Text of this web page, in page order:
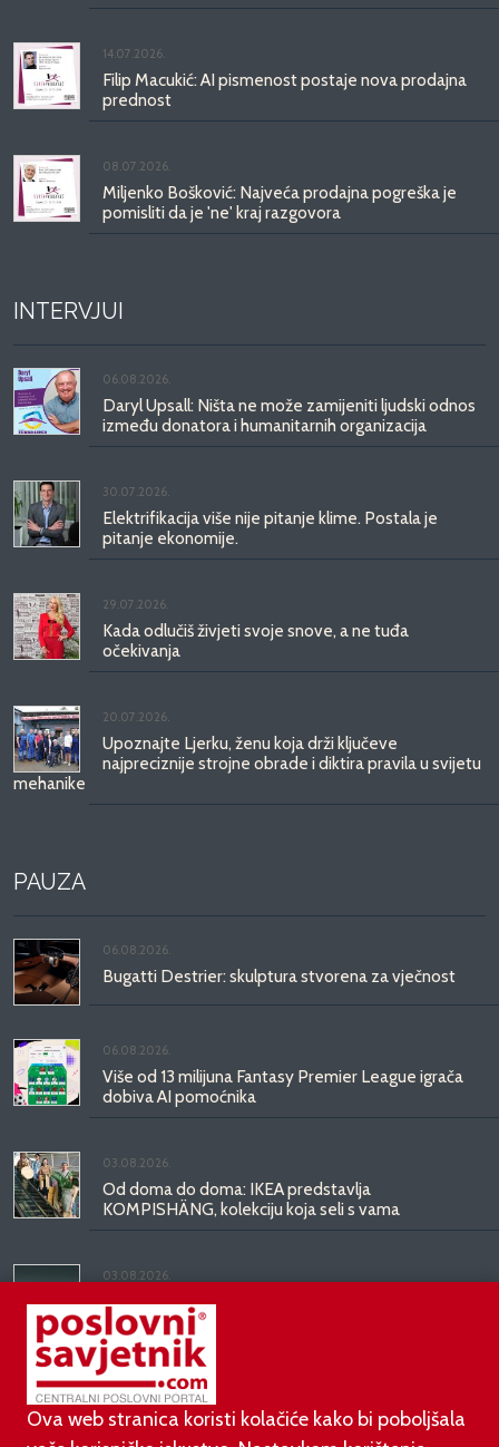
14.07.2026.
Filip Macukić: AI pismenost postaje nova prodajna
prednost
08.07.2026.
Miljenko Bošković: Najveća prodajna pogreška je
pomisliti da je 'ne' kraj razgovora
INTERVJUI
06.08.2026.
Daryl Upsall: Ništa ne može zamijeniti ljudski odnos
između donatora i humanitarnih organizacija
30.07.2026.
Elektrifikacija više nije pitanje klime. Postala je
pitanje ekonomije.
29.07.2026.
Kada odlučiš živjeti svoje snove, a ne tuđa
očekivanja
20.07.2026.
Upoznajte Ljerku, ženu koja drži ključeve
najpreciznije strojne obrade i diktira pravila u svijetu
mehanike
PAUZA
06.08.2026.
Bugatti Destrier: skulptura stvorena za vječnost
06.08.2026.
Više od 13 milijuna Fantasy Premier League igrača
dobiva AI pomoćnika
03.08.2026.
Od doma do doma: IKEA predstavlja
KOMPISHÄNG, kolekciju koja seli s vama
03.08.2026.
Kineski BYD predstavio luksuznu limuzinu veću od
Mercedesove S-klase, obećava domet do 1.000
kilometara
Ova web stranica koristi kolačiće kako bi poboljšala